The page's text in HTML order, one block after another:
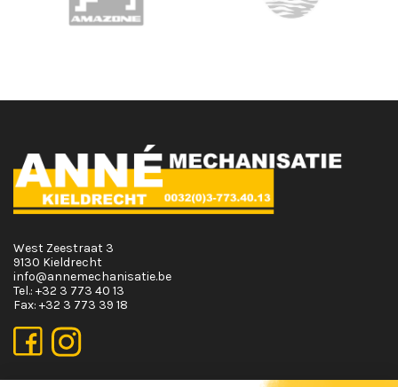
West Zeestraat 3
9130 Kieldrecht
info@annemechanisatie.be
Tel.: +32 3 773 40 13
Fax: +32 3 773 39 18